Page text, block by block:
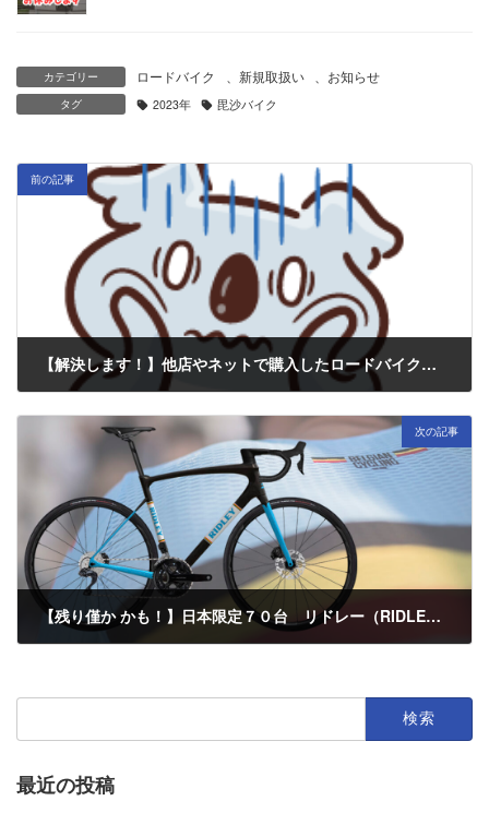
カテゴリー ロードバイク 、 新規取扱い 、 お知らせ
タグ 2023年 毘沙バイク
前の記事
【解決します！】他店やネットで購入したロードバイク機材、持込・組立お任せください！
次の記事
【残り僅か かも！】日本限定７０台 リドレー（RIDLEY）Fenix SLic Heritage Limited Edition
最近の投稿